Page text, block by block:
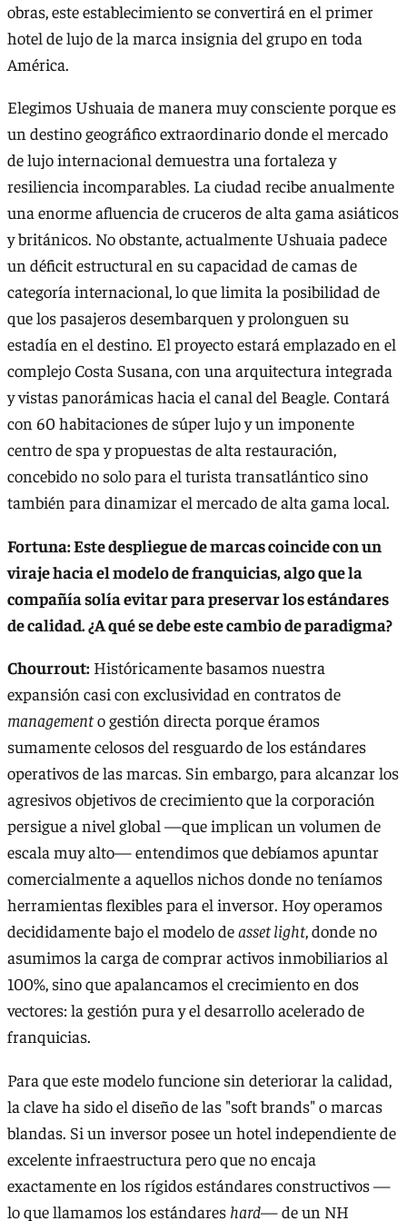
obras, este establecimiento se convertirá en el primer
hotel de lujo de la marca insignia del grupo en toda
América.
Elegimos Ushuaia de manera muy consciente porque es
un destino geográfico extraordinario donde el mercado
de lujo internacional demuestra una fortaleza y
resiliencia incomparables. La ciudad recibe anualmente
una enorme afluencia de cruceros de alta gama asiáticos
y británicos. No obstante, actualmente Ushuaia padece
un déficit estructural en su capacidad de camas de
categoría internacional, lo que limita la posibilidad de
que los pasajeros desembarquen y prolonguen su
estadía en el destino. El proyecto estará emplazado en el
complejo Costa Susana, con una arquitectura integrada
y vistas panorámicas hacia el canal del Beagle. Contará
con 60 habitaciones de súper lujo y un imponente
centro de spa y propuestas de alta restauración,
concebido no solo para el turista transatlántico sino
también para dinamizar el mercado de alta gama local.
Fortuna: Este despliegue de marcas coincide con un
viraje hacia el modelo de franquicias, algo que la
compañía solía evitar para preservar los estándares
de calidad. ¿A qué se debe este cambio de paradigma?
Chourrout: Históricamente basamos nuestra
expansión casi con exclusividad en contratos de
managemento gestión directa porque éramos
sumamente celosos del resguardo de los estándares
operativos de las marcas. Sin embargo, para alcanzar los
agresivos objetivos de crecimiento que la corporación
persigue a nivel global —que implican un volumen de
escala muy alto— entendimos que debíamos apuntar
comercialmente a aquellos nichos donde no teníamos
herramientas flexibles para el inversor. Hoy operamos
decididamente bajo el modelo deasset light, donde no
asumimos la carga de comprar activos inmobiliarios al
100%, sino que apalancamos el crecimiento en dos
vectores: la gestión pura y el desarrollo acelerado de
franquicias.
Para que este modelo funcione sin deteriorar la calidad,
la clave ha sido el diseño de las "soft brands" o marcas
blandas. Si un inversor posee un hotel independiente de
excelente infraestructura pero que no encaja
exactamente en los rígidos estándares constructivos —
lo que llamamos los estándares hard— de un NH